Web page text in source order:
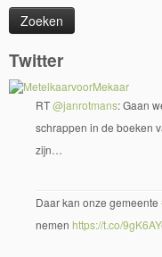
Twitter
RT@janrotmans: Gaan
schrappen in de boeken
zijn…
Daar kan onze gemeente
nemen https://t.co/